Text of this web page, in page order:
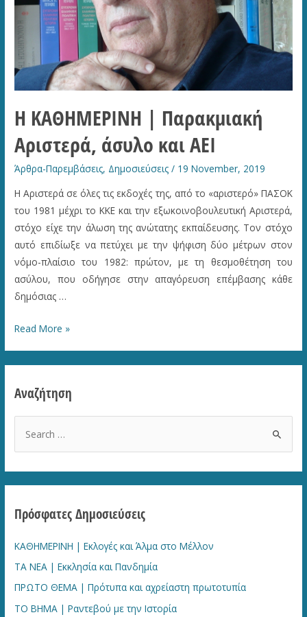
Η ΚΑΘΗΜΕΡΙΝΗ | Παρακμιακή
Αριστερά, άσυλο και ΑΕΙ
Άρθρα-Παρεμβάσεις, Δημοσιεύσεις / 19 November, 2019
Η Αριστερά σε όλες τις εκδοχές της, από το «αριστερό» ΠΑΣΟΚ
του 1981 μέχρι το ΚΚΕ και την εξωκοινοβουλευτική Αριστερά,
στόχο είχε την άλωση της ανώτατης εκπαίδευσης. Τον στόχο
αυτό επιδίωξε να πετύχει με την ψήφιση δύο μέτρων στον
νόμο-πλαίσιο του 1982: πρώτον, με τη θεσμοθέτηση του
ασύλου, που οδήγησε στην απαγόρευση επέμβασης κάθε
δημόσιας …
Η
Αριστερά,
άσυλο
και
Read More »
Αναζήτηση
h
r
:
Πρόσφατες Δημοσιεύσεις
ΚΑΘΗΜΕΡΙΝΗ | Εκλογές και Άλμα στο Μέλλον
ΤΑ ΝΕΑ | Εκκλησία και Πανδημία
ΠΡΩΤΟ ΘΕΜΑ | Πρότυπα και αχρείαστη πρωτοτυπία
ΤΟ ΒΗΜΑ | Ραντεβού με την Ιστορία